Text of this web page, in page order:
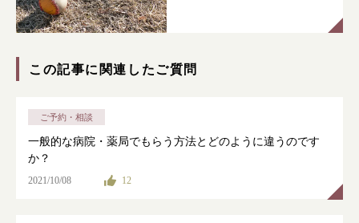
この記事に関連したご質問
ご予約・相談
一般的な病院・薬局でもらう方法とどのように違うのです
か？
2021/10/08 12